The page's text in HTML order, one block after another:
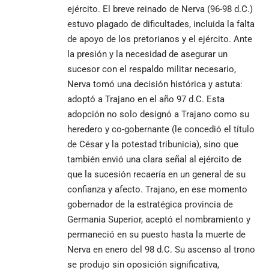
ejército. El breve reinado de Nerva (96-98 d.C.)
estuvo plagado de dificultades, incluida la falta
de apoyo de los pretorianos y el ejército. Ante
la presión y la necesidad de asegurar un
sucesor con el respaldo militar necesario,
Nerva tomó una decisión histórica y astuta:
adoptó a Trajano en el año 97 d.C. Esta
adopción no solo designó a Trajano como su
heredero y co-gobernante (le concedió el título
de César y la potestad tribunicia), sino que
también envió una clara señal al ejército de
que la sucesión recaería en un general de su
confianza y afecto. Trajano, en ese momento
gobernador de la estratégica provincia de
Germania Superior, aceptó el nombramiento y
permaneció en su puesto hasta la muerte de
Nerva en enero del 98 d.C. Su ascenso al trono
se produjo sin oposición significativa,